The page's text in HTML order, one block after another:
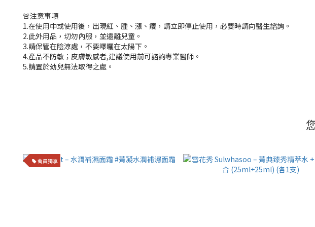
🚨注意事項
1.在使用中或使用後，出現紅、腫、漲、癢，請立即停止使用，必要時請向醫生諮詢。
2.此外用品，切勿內服，並遠離兒童。
3.請保管在陰涼處，不要曝曬在太陽下。
4.產品不防敏；皮膚敏感者,建議使用前可諮詢專業醫師。
5.請置於幼兒無法取得之處。
會員獨享